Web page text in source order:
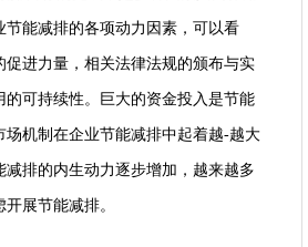
节能减排的各项动力因素，可以看
促进力量，相关法律法规的颁布与实
的可持续性。巨大的资金投入是节能
场机制在企业节能减排中起着越-越大
减排的内生动力逐步增加，越来越多
展节能减排。